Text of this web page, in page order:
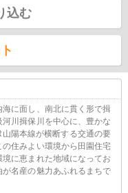
込む
に面し、南北に貫く形で揖
川揖保川を中心に、豊かな
陽本線が横断する交通の要
住みよい環境から田園住宅
に恵まれた地域になってお
名産の魅力あふれるまちで